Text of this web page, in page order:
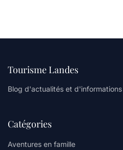
Tourisme Landes
Blog d'actualités et d'informations
Catégories
Aventures en famille